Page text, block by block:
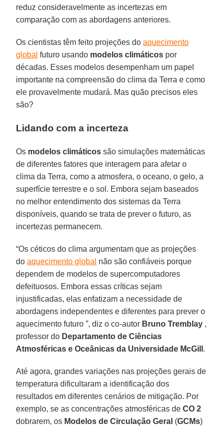
reduz consideravelmente as incertezas em
comparação com as abordagens anteriores.
Os cientistas têm feito projeções doaquecimento
global futuro usando modelos climáticos por
décadas. Esses modelos desempenham um papel
importante na compreensão do clima da Terra e como
ele provavelmente mudará. Mas quão precisos eles
são?
Lidando com a incerteza
Os modelos climáticos são simulações matemáticas
de diferentes fatores que interagem para afetar o
clima da Terra, como a atmosfera, o oceano, o gelo, a
superfície terrestre e o sol. Embora sejam baseados
no melhor entendimento dos sistemas da Terra
disponíveis, quando se trata de prever o futuro, as
incertezas permanecem.
“Os céticos do clima argumentam que as projeções
doaquecimento global não são confiáveis ​​porque
dependem de modelos de supercomputadores
defeituosos. Embora essas críticas sejam
injustificadas, elas enfatizam a necessidade de
abordagens independentes e diferentes para prever o
aquecimento futuro ”, diz o co-autor Bruno Tremblay ,
professor do Departamento de Ciências
Atmosféricas e Oceânicas da Universidade McGill .
Até agora, grandes variações nas projeções gerais de
temperatura dificultaram a identificação dos
resultados em diferentes cenários de mitigação. Por
exemplo, se as concentrações atmosféricas de CO 2
dobrarem, os Modelos de Circulação Geral (GCMs)